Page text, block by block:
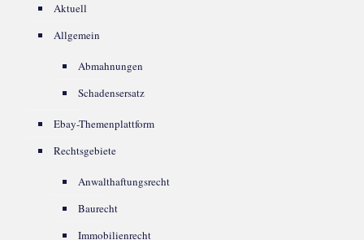
Aktuell
Allgemein
Abmahnungen
Schadensersatz
Ebay-Themenplattform
Rechtsgebiete
Anwalthaftungsrecht
Baurecht
Immobilienrecht